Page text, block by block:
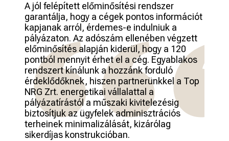
A jól felépített előminősítési rendszer
garantálja, hogy a cégek pontos információt
kapjanak arról, érdemes-e indulniuk a
pályázaton. Az adószám ellenében végzett
előminősítés alapján kiderül, hogy a 120
pontból mennyit érhet el a cég. Egyablakos
rendszert kínálunk a hozzánk forduló
érdeklődőknek, hiszen partnerünkkel a Top
NRG Zrt. energetikai vállalattal a
pályázatírástól a műszaki kivitelezésig
biztosítjuk az ügyfelek adminisztrációs
terheinek minimalizálását, kizárólag
sikerdíjas konstrukcióban.